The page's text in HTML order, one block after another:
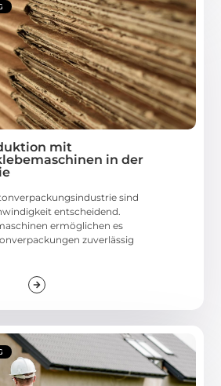
mit
in der
sind
entscheidend.
ermöglichen es
zuverlässig